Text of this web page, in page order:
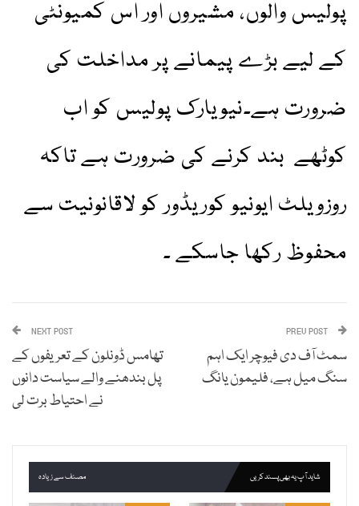
پولیس والوں، مشیروں اور اس کمیونٹی
کے لیے بڑے پیمانے پر مداخلت کی
ضرورت ہے۔نیویارک پولیس کو اب
کوٹھے بند کرنے کی ضرورت ہے تاکہ
روزویلٹ ایونیو کوریڈور کو لاقانونیت سے
محفوظ رکھا جاسکے ۔
سمٹ آف دی فیوچر ایک اہم
سنگ میل ہے، فلیمون یانگ
NEXT POST
تھامس ڈونلون کے تعریفوں کے
پل بندھنے والے سیاست دانوں
نے احتیاط برت لی
شاید آپ یہ بھی پسند کریں مصنف سے زیادہ